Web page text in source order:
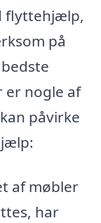
flyttehjælp,
på
er nogle af
påvirke
af møbler
har